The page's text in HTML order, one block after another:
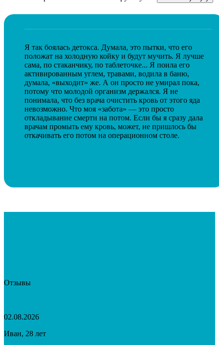
Я так боялась детокса. Думала, это пытки, что его
положат на холодную койку и будут мучить. Я лучше
сама, по стаканчику, по таблеточке... Я поила его
активированным углем, травами, водила в баню,
думала, «выходит» же. А он просто не умирал пока,
потому что молодой организм держался. Я не
понимала, что без врача очистить кровь от этого яда
невозможно. Что моя «забота» — это просто
откладывание смерти на потом. Если бы я сразу дала
врачам промыть ему кровь, может, не пришлось бы
откачивать его потом на операционном столе.
Отзывы
02.08.2026
Иван, 28 лет